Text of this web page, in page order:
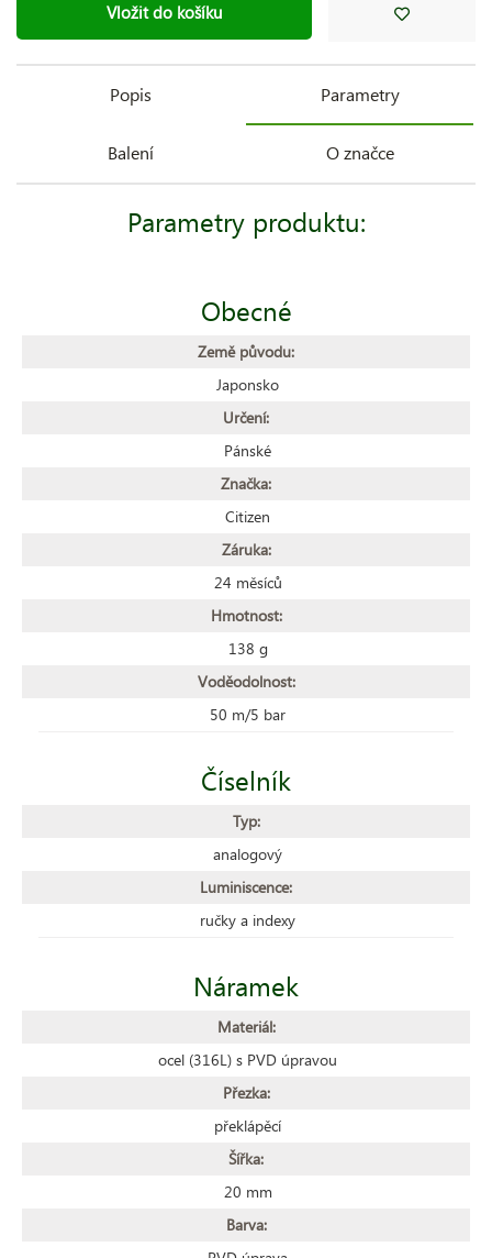
Vložit do košíku
Popis Parametry
Balení O značce
Parametry produktu:
Obecné
Země původu:
Japonsko
Určení:
Pánské
Značka:
Citizen
Záruka:
24 měsíců
Hmotnost:
138 g
Voděodolnost:
50 m/5 bar
Číselník
Typ:
analogový
Luminiscence:
ručky a indexy
Náramek
Materiál:
ocel (316L) s PVD úpravou
Přezka:
překlápěcí
Šířka:
20 mm
Barva: